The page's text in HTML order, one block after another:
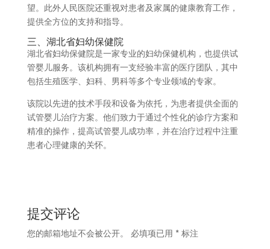
望。此外人民医院还重视对患者及家属的健康教育工作，
提供全方位的支持和指导。
三、湖北省妇幼保健院
湖北省妇幼保健院是一家专业的妇幼保健机构，也提供试
管婴儿服务。该机构拥有一支经验丰富的医疗团队，其中
包括生殖医学、妇科、男科等多个专业领域的专家。
该院以先进的技术手段和设备为依托，为患者提供全面的
试管婴儿治疗方案。他们致力于通过个性化的诊疗方案和
精准的操作，提高试管婴儿成功率，并在治疗过程中注重
患者心理健康的关怀。
提交评论
您的邮箱地址不会被公开。 必填项已用 *标注